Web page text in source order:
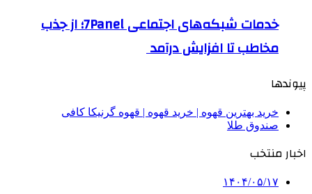
خدمات شبکه‌های اجتماعی 7Panel؛ از جذب
مخاطب تا افزایش درآمد
پیوندها
خرید بهترین قهوه | خرید قهوه | قهوه گرنیکا کافی
صندوق طلا
اخبار منتخب
۱۴۰۴/۰۵/۱۷